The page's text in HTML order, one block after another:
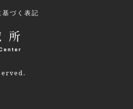
づく表記